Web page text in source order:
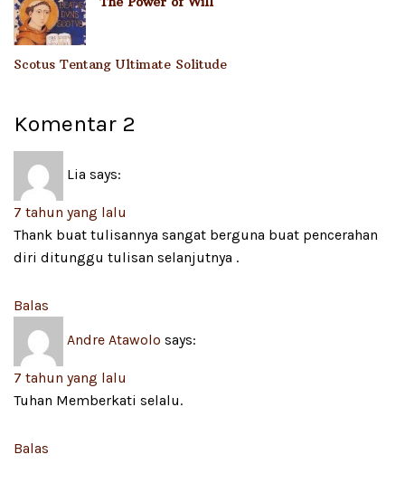
Scotus Tentang Ultimate Solitude
Komentar 2
Lia says:
7 tahun yang lalu
Thank buat tulisannya sangat berguna buat pencerahan
diri ditunggu tulisan selanjutnya .
Balas
Andre Atawolo says:
7 tahun yang lalu
Tuhan Memberkati selalu.
Balas